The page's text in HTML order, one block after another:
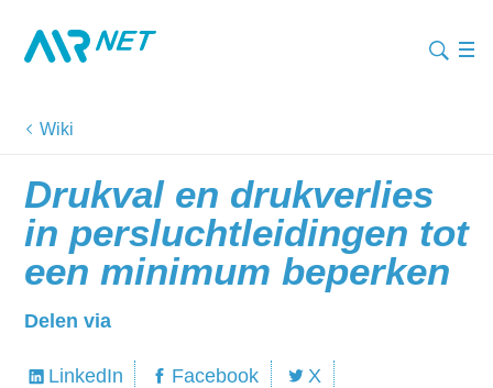
Wiki
Drukval en drukverlies
in persluchtleidingen tot
een minimum beperken
Delen via
LinkedIn Facebook
X